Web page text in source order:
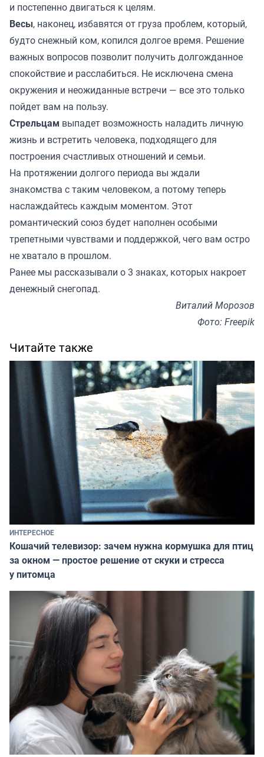
и постепенно двигаться к целям.
Весы, наконец, избавятся от груза проблем, который,
будто снежный ком, копился долгое время. Решение
важных вопросов позволит получить долгожданное
спокойствие и расслабиться. Не исключена смена
окружения и неожиданные встречи — все это только
пойдет вам на пользу.
Стрельцам выпадет возможность наладить личную
жизнь и встретить человека, подходящего для
построения счастливых отношений и семьи.
На протяжении долгого периода вы ждали
знакомства с таким человеком, а потому теперь
наслаждайтесь каждым моментом. Этот
романтический союз будет наполнен особыми
трепетными чувствами и поддержкой, чего вам остро
не хватало в прошлом.
Ранее мы рассказывали о 3 знаках, которых накроет
денежный снегопад.
Виталий Морозов
Фото: Freepik
Читайте также
ИНТЕРЕСНОЕ
Кошачий телевизор: зачем нужна кормушка для птиц
за окном — простое решение от скуки и стресса
у питомца